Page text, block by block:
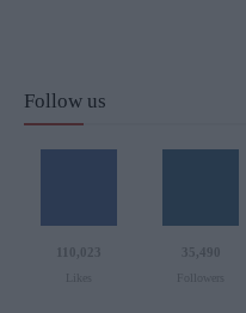
Follow us
110,023 35,490